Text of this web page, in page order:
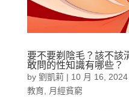
要不要剃陰毛？該不該
敢問的性知識有哪些？
by 劉凱莉| 10 月 16, 2024
教育, 月經貧窮